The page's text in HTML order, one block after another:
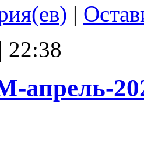
|
22:38